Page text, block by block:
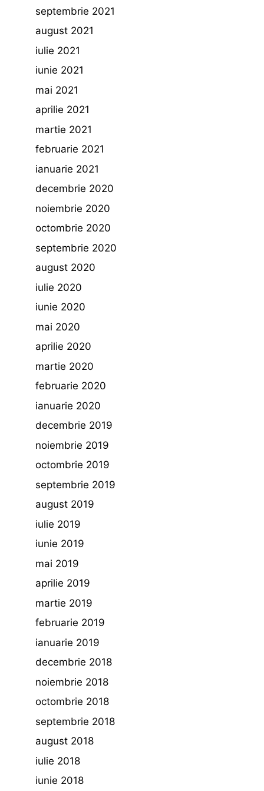
septembrie 2021
august 2021
iulie 2021
iunie 2021
mai 2021
aprilie 2021
martie 2021
februarie 2021
ianuarie 2021
decembrie 2020
noiembrie 2020
octombrie 2020
septembrie 2020
august 2020
iulie 2020
iunie 2020
mai 2020
aprilie 2020
martie 2020
februarie 2020
ianuarie 2020
decembrie 2019
noiembrie 2019
octombrie 2019
septembrie 2019
august 2019
iulie 2019
iunie 2019
mai 2019
aprilie 2019
martie 2019
februarie 2019
ianuarie 2019
decembrie 2018
noiembrie 2018
octombrie 2018
septembrie 2018
august 2018
iulie 2018
iunie 2018